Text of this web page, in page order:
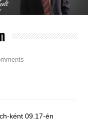
ként 09.17-én